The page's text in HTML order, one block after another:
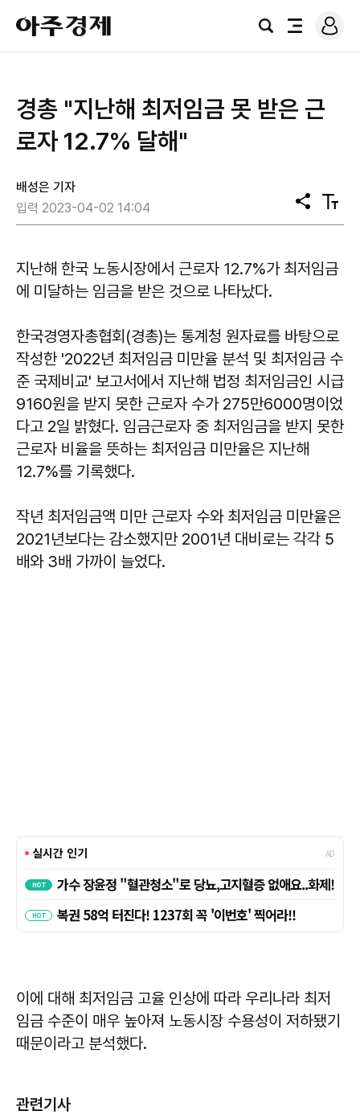
아
주
경
검
전
로
그
경총 "지난해 최저임금 못 받은 근
로자 12.7% 달해"
배성은 기자
입력 2023-04-02 14:04
공
유
텍
스
기
지난해 한국 노동시장에서 근로자 12.7%가 최저임금
에 미달하는 임금을 받은 것으로 나타났다.
한국경영자총협회(경총)는 통계청 원자료를 바탕으로
작성한 '2022년 최저임금 미만율 분석 및 최저임금 수
준 국제비교' 보고서에서 지난해 법정 최저임금인 시급
9160원을 받지 못한 근로자 수가 275만6000명이었
다고 2일 밝혔다. 임금근로자 중 최저임금을 받지 못한
근로자 비율을 뜻하는 최저임금 미만율은 지난해
12.7%를 기록했다.
작년 최저임금액 미만 근로자 수와 최저임금 미만율은
2021년보다는 감소했지만 2001년 대비로는 각각 5
배와 3배 가까이 늘었다.
이에 대해 최저임금 고율 인상에 따라 우리나라 최저
임금 수준이 매우 높아져 노동시장 수용성이 저하됐기
때문이라고 분석했다.
관련기사